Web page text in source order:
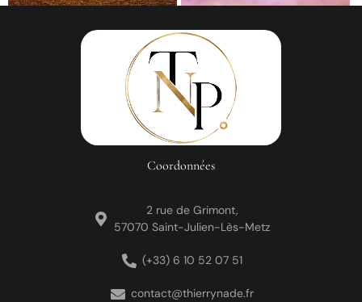
Coordonnées
2 rue de Grimont,
57070 Saint-Julien-Lès-Metz
(+33) 6 10 52 07 51
contact@thierrynade.fr